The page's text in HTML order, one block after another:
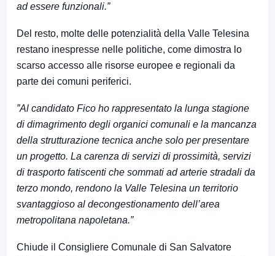
ad essere funzionali.”
Del resto, molte delle potenzialità della Valle Telesina
restano inespresse nelle politiche, come dimostra lo
scarso accesso alle risorse europee e regionali da
parte dei comuni periferici.
”Al candidato Fico ho rappresentato la lunga stagione
di dimagrimento degli organici comunali e la mancanza
della strutturazione tecnica anche solo per presentare
un progetto. La carenza di servizi di prossimità, servizi
di trasporto fatiscenti che sommati ad arterie stradali da
terzo mondo, rendono la Valle Telesina un territorio
svantaggioso al decongestionamento dell’area
metropolitana napoletana.”
Chiude il Consigliere Comunale di San Salvatore